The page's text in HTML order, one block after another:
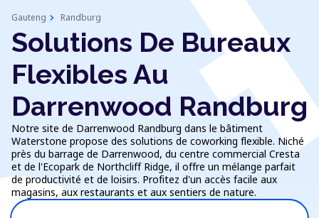
Gauteng chevron_right Randburg
Solutions De Bureaux
Flexibles Au
Darrenwood Randburg
Notre site de Darrenwood Randburg dans le bâtiment
Waterstone propose des solutions de coworking flexible. Niché
près du barrage de Darrenwood, du centre commercial Cresta
et de l'Ecopark de Northcliff Ridge, il offre un mélange parfait
de productivité et de loisirs. Profitez d'un accès facile aux
magasins, aux restaurants et aux sentiers de nature.